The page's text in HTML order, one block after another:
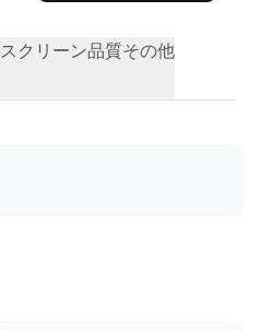
スクリーン品質その他